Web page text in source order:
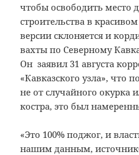
чтобы освободить место
строительства в
версии склоняется и
вахты по Северному
Он заявил 31 августа
«Кавказского узла», что
не от случайного окурка
костра, это был
«Это 100% поджог, и
нашим данным,